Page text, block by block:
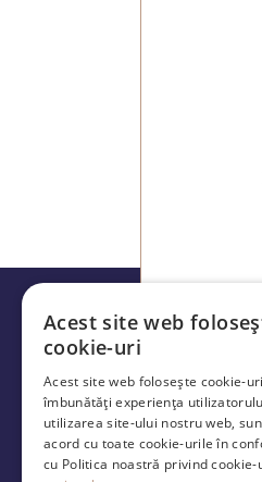
Acest site web
cookie-uri
Acest site web folosește cookie-
îmbunătăți experiența
utilizarea site-ului nostru web,
acord cu toate cookie-urile în
cu Politica noastră privind cookie-